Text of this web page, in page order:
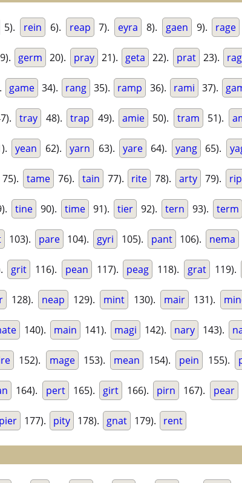
5). rein 6). reap 7). eyra 8). gaen 9). rage
germ 20). pray 21). geta 22). prat 23).
game 34). rang 35). ramp 36). rami 37).
tray 48). trap 49). amie 50). tram 51).
yean 62). yarn 63). yare 64). yang 65).
75). tame 76). tain 77). rite 78). arty 79).
tine 90). time 91). tier 92). tern 93). term
103). pare 104). gyri 105). pant 106). nema
grit 116). pean 117). peag 118). grat 119).
128). neap 129). mint 130). mair 131).
140). main 141). magi 142). nary 143).
152). mage 153). mean 154). pein 155).
164). pert 165). girt 166). pirn 167). pear
pier 177). pity 178). gnat 179). rent